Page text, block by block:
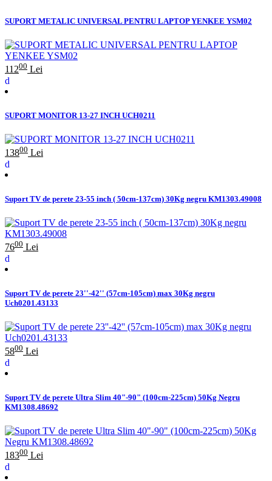
SUPORT METALIC UNIVERSAL PENTRU LAPTOP YENKEE YSM02
11200 Lei
SUPORT MONITOR 13-27 INCH UCH0211
13800 Lei
Suport TV de perete 23-55 inch ( 50cm-137cm) 30Kg negru KM1303.49008
7600 Lei
Suport TV de perete 23''-42'' (57cm-105cm) max 30Kg negru
Uch0201.43133
5800 Lei
Suport TV de perete Ultra Slim 40"-90" (100cm-225cm) 50Kg Negru
KM1308.48692
18300 Lei